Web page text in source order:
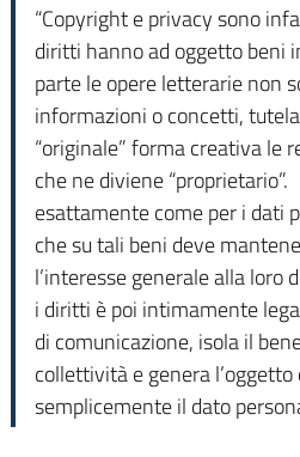
“Copyright e privacy sono
diritti hanno ad oggetto beni
parte le opere letterarie non
informazioni o concetti,
“originale” forma creativa le
che ne diviene
esattamente come per i dati
che su tali beni deve
l’interesse generale alla
i diritti è poi intimamente
di comunicazione, isola il
collettività e genera l’oggetto
semplicemente il dato